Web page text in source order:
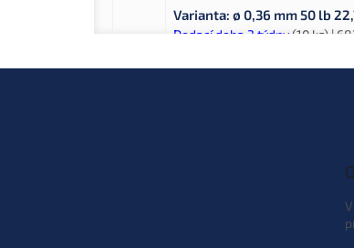
Varianta: ø 0,36 mm 50 lb
Dodací doba 3 týdny(10 ks) |